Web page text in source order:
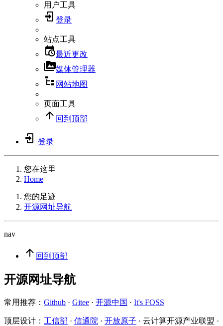
用户工具
登录
站点工具
最近更改
媒体管理器
网站地图
页面工具
回到顶部
登录
您在这里
Home
您的足迹
开源网址导航
nav
回到顶部
开源网址导航
常用推荐： Github · Gitee · 开源中国 · It's FOSS
顶层设计： 工信部 · 信通院 · 开放原子 · 云计算开源产业联盟 ·